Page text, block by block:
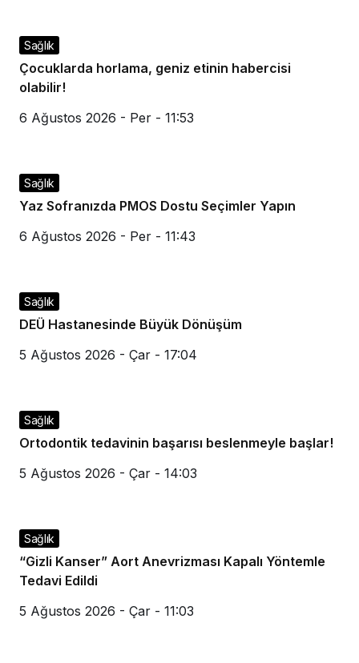
Sağlık
Çocuklarda horlama, geniz etinin habercisi
olabilir!
6 Ağustos 2026 - Per - 11:53
Sağlık
Yaz Sofranızda PMOS Dostu Seçimler Yapın
6 Ağustos 2026 - Per - 11:43
Sağlık
DEÜ Hastanesinde Büyük Dönüşüm
5 Ağustos 2026 - Çar - 17:04
Sağlık
Ortodontik tedavinin başarısı beslenmeyle başlar!
5 Ağustos 2026 - Çar - 14:03
Sağlık
“Gizli Kanser” Aort Anevrizması Kapalı Yöntemle
Tedavi Edildi
5 Ağustos 2026 - Çar - 11:03